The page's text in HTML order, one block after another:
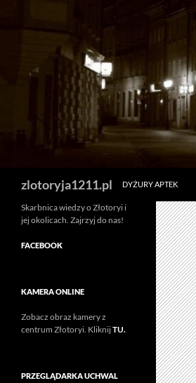
zlotoryja1211.pl DYŻURY APTEK
Skarbnica wiedzy o Złotoryi i
jej okolicach. Zajrzyj do nas!
FACEBOOK
KAMERA ONLINE
Zobacz obraz kamery z
centrum Złotoryi. KliknijTU.
PRZEGLĄDARKA UCHWAL